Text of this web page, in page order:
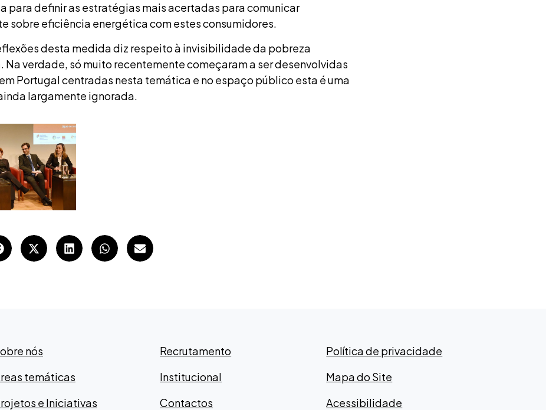
para definir as estratégias mais acertadas para comunicar
sobre eficiência energética com estes consumidores.
desta medida diz respeito à invisibilidade da pobreza
Na verdade, só muito recentemente começaram a ser desenvolvidas
Portugal centradas nesta temática e no espaço público esta é uma
largamente ignorada.
nós
temáticas
e Iniciativas
Recrutamento
Institucional
Contactos
Política de privacidade
Mapa do Site
Acessibilidade